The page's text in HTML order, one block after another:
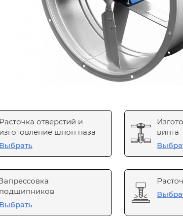
отверстий и
шпон паза
винта